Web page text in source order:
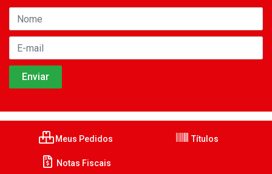
Meus Pedidos Títulos
Notas Fiscais